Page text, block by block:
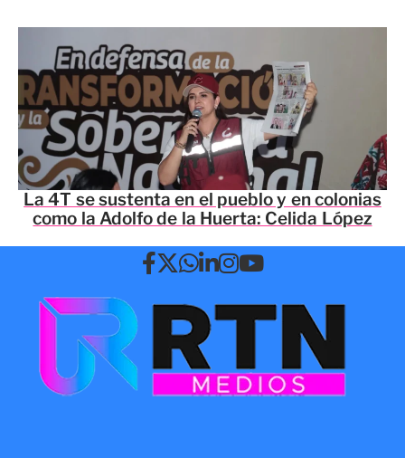
La 4T se sustenta en el pueblo y en colonias
como la Adolfo de la Huerta: Celida López